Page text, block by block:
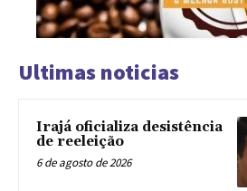
Ultimas noticias
Irajá oficializa desistência
de reeleição
6 de agosto de 2026